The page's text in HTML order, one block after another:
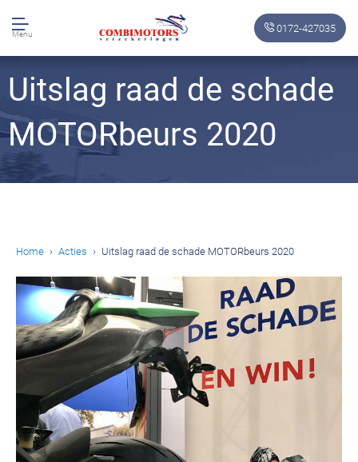
Menu 0172-427035
Uitslag raad de schade
MOTORbeurs 2020
Home Acties Uitslag raad de schade MOTORbeurs 2020